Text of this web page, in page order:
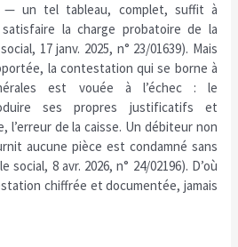
un tel tableau, complet, suffit à
la charge probatoire de la
17 janv. 2025, n° 23/01639). Mais
la contestation qui se borne à
est vouée à l’échec : le
ses propres justificatifs et
l’erreur de la caisse. Un débiteur non
aucune pièce est condamné sans
8 avr. 2026, n° 24/02196). D’où
chiffrée et documentée, jamais